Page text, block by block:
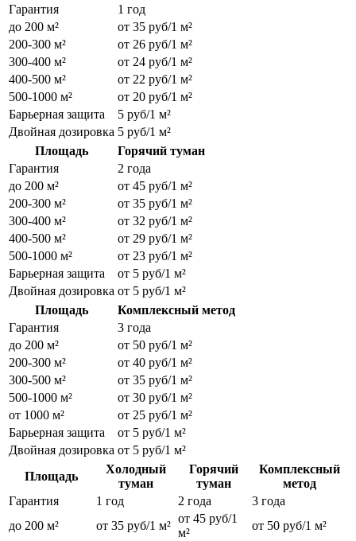
Гарантия
1 год
до 200 м²
от 35 руб/1 м²
200-300 м²
от 26 руб/1 м²
300-400 м²
от 24 руб/1 м²
400-500 м²
от 22 руб/1 м²
500-1000 м²
от 20 руб/1 м²
Барьерная защита
5 руб/1 м²
Двойная дозировка 5 руб/1 м²
Площадь
Горячий туман
Гарантия
2 года
до 200 м²
от 45 руб/1 м²
200-300 м²
от 35 руб/1 м²
300-400 м²
от 32 руб/1 м²
400-500 м²
от 29 руб/1 м²
500-1000 м²
от 23 руб/1 м²
Барьерная защита
от 5 руб/1 м²
Двойная дозировка от 5 руб/1 м²
Площадь
Комплексный метод
Гарантия
3 года
до 200 м²
от 50 руб/1 м²
200-300 м²
от 40 руб/1 м²
300-500 м²
от 35 руб/1 м²
500-1000 м²
от 30 руб/1 м²
от 1000 м²
от 25 руб/1 м²
Барьерная защита
от 5 руб/1 м²
Двойная дозировка от 5 руб/1 м²
Площадь
Холодный
туман
Горячий
туман
Комплексный
метод
Гарантия
1 год 2 года
3 года
до 200 м²
от 35 руб/1 м²
от 45 руб/1
м²
от 50 руб/1 м²